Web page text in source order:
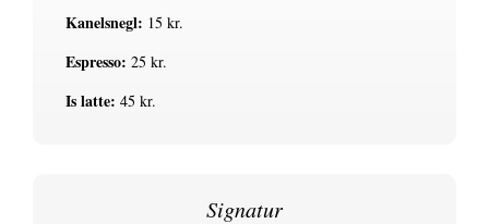
Kanelsnegl: 15 kr.
Espresso: 25 kr.
Is latte: 45 kr.
Signatur